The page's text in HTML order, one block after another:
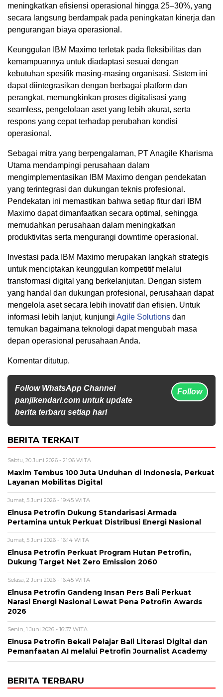
meningkatkan efisiensi operasional hingga 25–30%, yang
secara langsung berdampak pada peningkatan kinerja dan
pengurangan biaya operasional.
Keunggulan IBM Maximo terletak pada fleksibilitas dan
kemampuannya untuk diadaptasi sesuai dengan
kebutuhan spesifik masing-masing organisasi. Sistem ini
dapat diintegrasikan dengan berbagai platform dan
perangkat, memungkinkan proses digitalisasi yang
seamless, pengelolaan aset yang lebih akurat, serta
respons yang cepat terhadap perubahan kondisi
operasional.
Sebagai mitra yang berpengalaman, PT Anagile Kharisma
Utama mendampingi perusahaan dalam
mengimplementasikan IBM Maximo dengan pendekatan
yang terintegrasi dan dukungan teknis profesional.
Pendekatan ini memastikan bahwa setiap fitur dari IBM
Maximo dapat dimanfaatkan secara optimal, sehingga
memudahkan perusahaan dalam meningkatkan
produktivitas serta mengurangi downtime operasional.
Investasi pada IBM Maximo merupakan langkah strategis
untuk menciptakan keunggulan kompetitif melalui
transformasi digital yang berkelanjutan. Dengan sistem
yang handal dan dukungan profesional, perusahaan dapat
mengelola aset secara lebih inovatif dan efisien. Untuk
informasi lebih lanjut, kunjungi Agile Solutions dan
temukan bagaimana teknologi dapat mengubah masa
depan operasional perusahaan Anda.
Komentar ditutup.
Follow WhatsApp Channel
panjikendari.com untuk update
berita terbaru setiap hari
Follow
BERITA TERKAIT
Sabtu, 20 Juni 2026 - 21:06 WITA
Maxim Tembus 100 Juta Unduhan di Indonesia, Perkuat
Layanan Mobilitas Digital
Jumat, 5 Juni 2026 - 19:45 WITA
Elnusa Petrofin Dukung Standarisasi Armada
Pertamina untuk Perkuat Distribusi Energi Nasional
Jumat, 5 Juni 2026 - 16:14 WITA
Elnusa Petrofin Perkuat Program Hutan Petrofin,
Dukung Target Net Zero Emission 2060
Selasa, 2 Juni 2026 - 16:45 WITA
Elnusa Petrofin Gandeng Insan Pers Bali Perkuat
Narasi Energi Nasional Lewat Pena Petrofin Awards
2026
Senin, 1 Juni 2026 - 16:37 WITA
Elnusa Petrofin Bekali Pelajar Bali Literasi Digital dan
Pemanfaatan AI melalui Petrofin Journalist Academy
BERITA TERBARU